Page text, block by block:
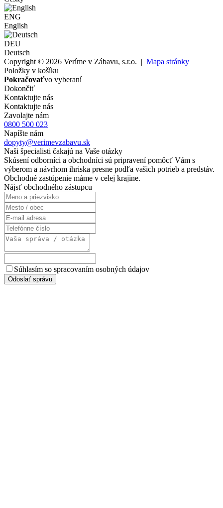
ENG
English
DEU
Deutsch
Copyright © 2026 Veríme v Zábavu, s.r.o. | Mapa stránky
Položky v košíku
Pokračovaťvo vyberaní
Dokončiť
Kontaktujte nás
Kontaktujte nás
Zavolajte nám
0800 500 023
Napíšte nám
dopyty@verimevzabavu.sk
Naši špecialisti čakajú na Vaše otázky
Skúsení odborníci a obchodníci sú pripravení pomôcť Vám s
výberom a návrhom ihriska presne podľa vašich potrieb a predstáv.
Obchodné zastúpenie máme v celej krajine.
Nájsť obchodného zástupcu
Súhlasím so spracovaním osobných údajov
Odoslať správu